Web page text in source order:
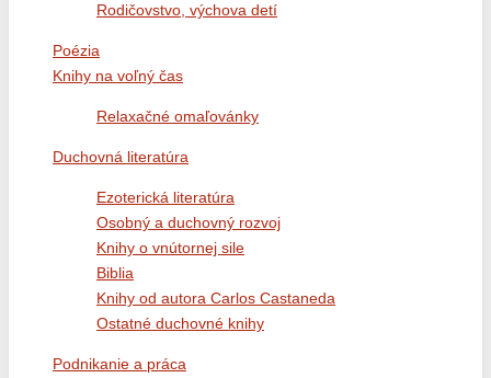
Rodičovstvo, výchova detí
Poézia
Knihy na voľný čas
Relaxačné omaľovánky
Duchovná literatúra
Ezoterická literatúra
Osobný a duchovný rozvoj
Knihy o vnútornej sile
Biblia
Knihy od autora Carlos Castaneda
Ostatné duchovné knihy
Podnikanie a práca